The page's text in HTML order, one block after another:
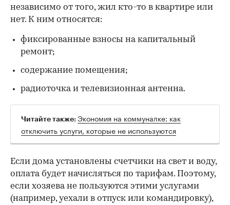
независимо от того, жил кто-то в квартире или
нет. К ним относятся:
00:00 / 00:00
фиксированные взносы на капитальный
ремонт;
содержание помещения;
радиоточка и телевизионная антенна.
Читайте также: Экономия на коммуналке: как
отключить услуги, которые не используются
Если дома установлены счетчики на свет и воду,
оплата будет начисляться по тарифам. Поэтому,
если хозяева не пользуются этими услугами
(например, уехали в отпуск или командировку),